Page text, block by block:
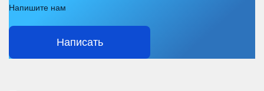
Напишите нам
Написать